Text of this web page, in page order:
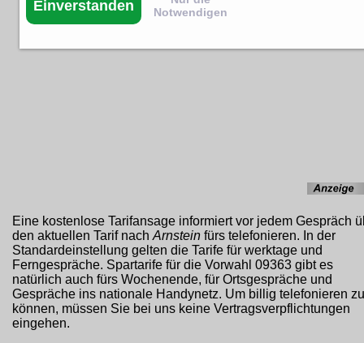
Eine kostenlose Tarifansage informiert vor jedem Gespräch
den aktuellen Tarif nach Arnstein fürs telefonieren. In der
Standardeinstellung gelten die Tarife für werktage und
Ferngespräche. Spartarife für die Vorwahl 09363 gibt es
natürlich auch fürs Wochenende, für Ortsgespräche und
Gespräche ins nationale Handynetz. Um billig telefonieren zu
können, müssen Sie bei uns keine Vertragsverpflichtungen
eingehen.
Einverstanden
Notwendigen